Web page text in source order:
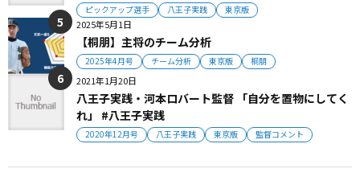
ピックアップ選手 八王子実践 東京版
2025年5月1日
【桐朋】主将のチーム分析
2025年4月号 チーム分析 東京版 桐朋
2021年1月20日
八王子実践・河本ロバート監督 「自分を置物にしてく
れ」 #八王子実践
2020年12月号 八王子実践 東京版 監督コメント